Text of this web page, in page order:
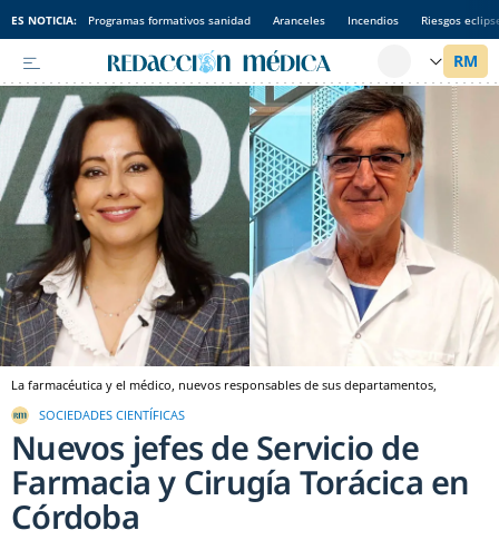
ES NOTICIA: Programas formativos sanidad Aranceles Incendios Riesgos
La farmacéutica y el médico, nuevos responsables de sus departamentos,
SOCIEDADES CIENTÍFICAS
Nuevos jefes de Servicio de
Farmacia y Cirugía Torácica en
Córdoba